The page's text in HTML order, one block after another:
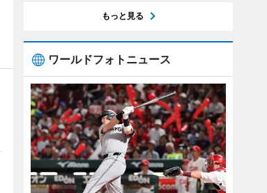
もっと見る
ワールドフォトニュース